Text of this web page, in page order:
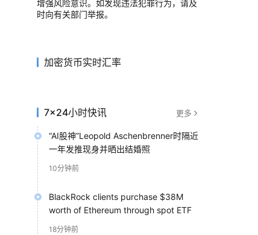
增强风险意识。如发现违法犯罪行为，请及
时向有关部门举报。
加密货币实时汇率
7×24小时快讯 更多
“AI股神”Leopold Aschenbrenner时隔近
一年发推现身并晒出结婚照
10分钟前
BlackRock clients purchase $38M
worth of Ethereum through spot ETF
18分钟前